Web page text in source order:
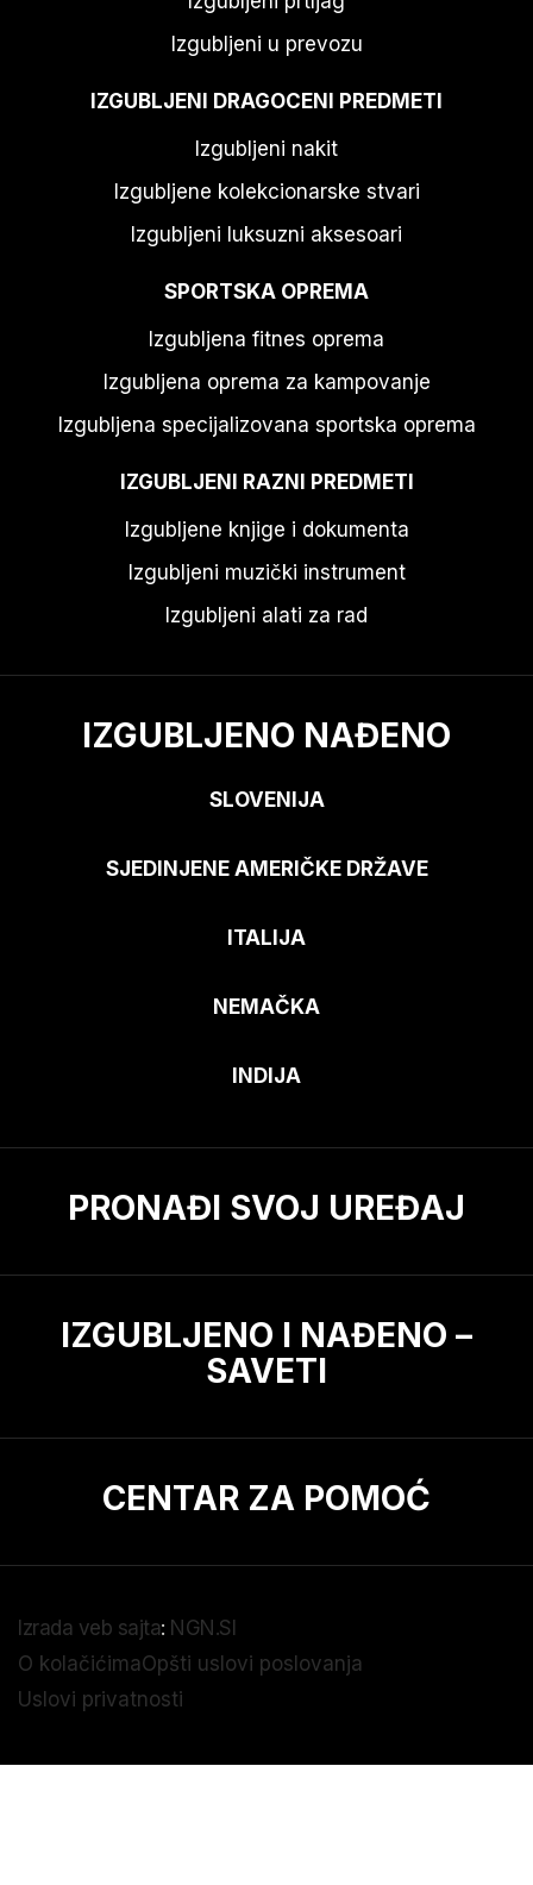
Izgubljeni u prevozu
IZGUBLJENI DRAGOCENI PREDMETI
Izgubljeni nakit
Izgubljene kolekcionarske stvari
Izgubljeni luksuzni aksesoari
SPORTSKA OPREMA
Izgubljena fitnes oprema
Izgubljena oprema za kampovanje
Izgubljena specijalizovana sportska oprema
IZGUBLJENI RAZNI PREDMETI
Izgubljene knjige i dokumenta
Izgubljeni muzički instrument
Izgubljeni alati za rad
IZGUBLJENO NAĐENO
SLOVENIJA
SJEDINJENE AMERIČKE DRŽAVE
ITALIJA
NEMAČKA
INDIJA
PRONAĐI SVOJ UREĐAJ
IZGUBLJENO I NAĐENO –
SAVETI
CENTAR ZA POMOĆ
Izrada veb sajta: NGN.SI
O kolačićimaOpšti uslovi poslovanja
Uslovi privatnosti